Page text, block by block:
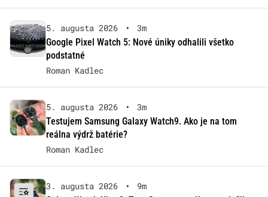
5. augusta 2026 •
3m
Google Pixel Watch 5: Nové úniky odhalili všetko
podstatné
Roman Kadlec
5. augusta 2026 •
3m
Testujem Samsung Galaxy Watch9. Ako je na tom
reálna výdrž batérie?
Roman Kadlec
3. augusta 2026 •
9m